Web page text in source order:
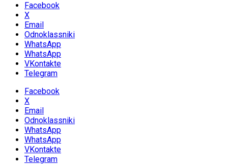
Facebook
X
Email
Odnoklassniki
WhatsApp
WhatsApp
VKontakte
Telegram
Facebook
X
Email
Odnoklassniki
WhatsApp
WhatsApp
VKontakte
Telegram